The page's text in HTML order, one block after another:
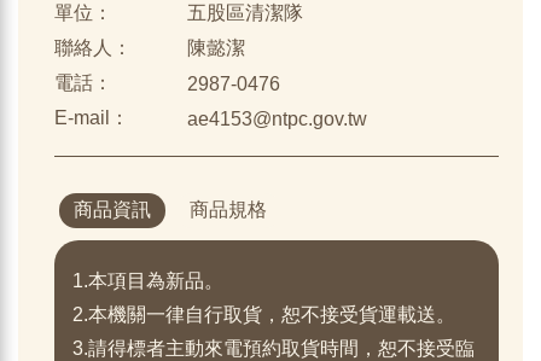
單位：
五股區清潔隊
聯絡人：
陳懿潔
電話：
2987-0476
E-mail：
ae4153@ntpc.gov.tw
商品資訊 商品規格
1.本項目為新品。
2.本機關一律自行取貨，恕不接受貨運載送。
3.請得標者主動來電預約取貨時間，恕不接受臨